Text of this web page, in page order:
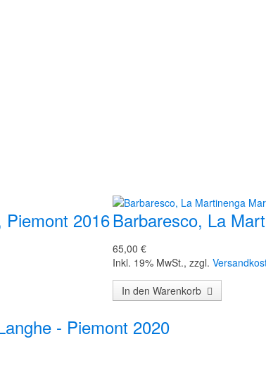
Piemont 2016Barbaresco, La
65,00 €
Inkl. 19% MwSt., zzgl.
In den Warenkorb
- Piemont 2020